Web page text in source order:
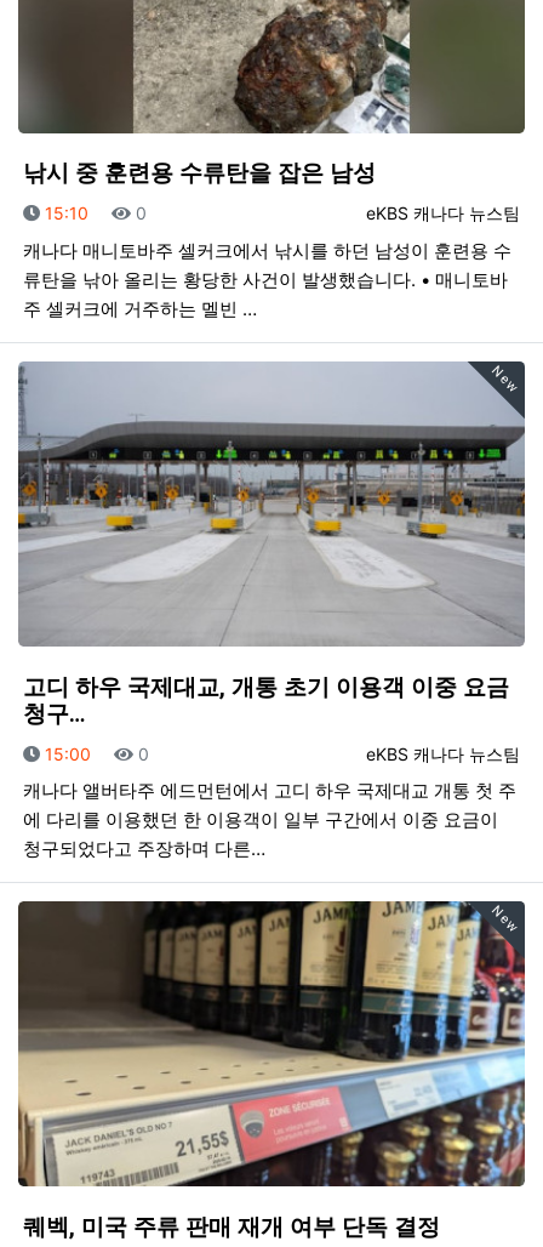
낚시 중 훈련용 수류탄을 잡은 남성
등록자
eKBS 캐나다 뉴스팀
등록일
15:10 조회
0
캐나다 매니토바주 셀커크에서 낚시를 하던 남성이 훈련용 수
류탄을 낚아 올리는 황당한 사건이 발생했습니다. • 매니토바
주 셀커크에 거주하는 멜빈 …
New
고디 하우 국제대교, 개통 초기 이용객 이중 요금
청구…
등록자
eKBS 캐나다 뉴스팀
등록일
15:00 조회
0
캐나다 앨버타주 에드먼턴에서 고디 하우 국제대교 개통 첫 주
에 다리를 이용했던 한 이용객이 일부 구간에서 이중 요금이
청구되었다고 주장하며 다른…
New
퀘벡, 미국 주류 판매 재개 여부 단독 결정